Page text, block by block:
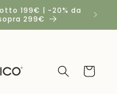
sotto 199€ | -20% da
299€
Carrello